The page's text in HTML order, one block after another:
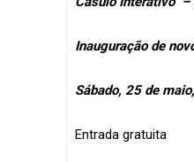
Inauguração de
Sábado, 25 de
Entrada gratuita